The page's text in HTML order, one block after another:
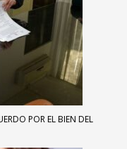
POR EL BIEN DEL